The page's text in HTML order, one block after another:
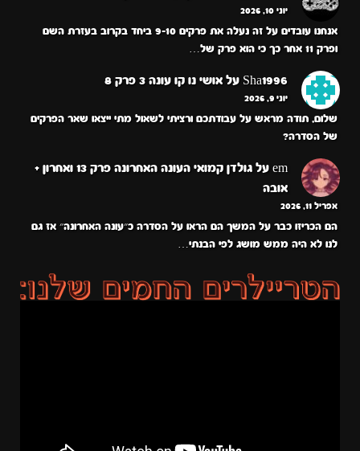
יוני 10, 2026
אנחנו עובדים על זה נעלה את פרקים 9-10 ביחד בקרוב בעזרת השם
ופרק 11 אחר כך כי הוא פרק של…
Sha1996 על אושי נו קו עונה 3 פרק 8
יוני 9, 2026
שלום, תודה מראש על עבודתכם ורציתי לשאול מתי ייצאו שאר הפרקים
של הסדרה?
em על
גולדן קמואי העונה האחרונה פרק 13 ואחרון +
אובה
אפריל 11, 2026
הם הכריזו כבר על המשך הם הראו על הסדרה כ״עונה האחרונה״ אז גם
לנו לא היה ממש מושג לפי הבנתי…